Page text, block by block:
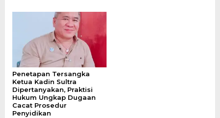
Penetapan Tersangka
Ketua Kadin Sultra
Dipertanyakan, Praktisi
Hukum Ungkap Dugaan
Cacat Prosedur
Penyidikan